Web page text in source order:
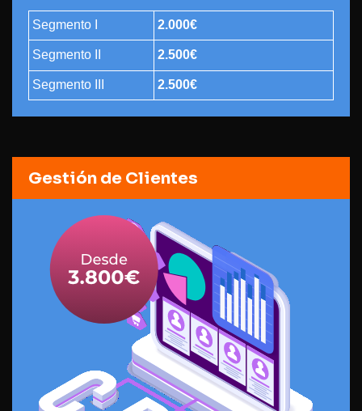
Segmento I 2.000€
Segmento II 2.500€
Segmento III 2.500€
Gestión de Clientes